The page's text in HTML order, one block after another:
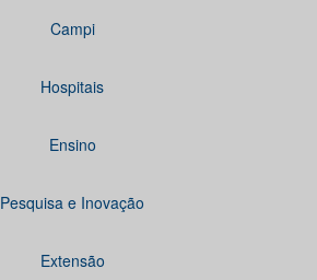
Campi
Hospitais
Ensino
Pesquisa e Inovação
Extensão